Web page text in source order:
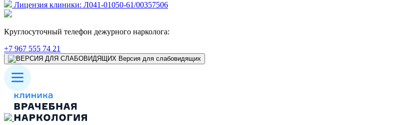
Лицензия клиники: Л041-01050-61/00357506
Круглосуточный телефон дежурного нарколога:
+7 967 555 74 21
Версия для слабовидящих